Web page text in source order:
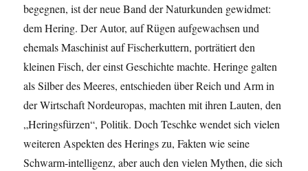
begegnen, ist der neue Band der Naturkunden gewidmet:
dem Hering. Der Autor, auf Rügen aufgewachsen und
ehemals Maschinist auf Fischerkuttern, porträtiert den
kleinen Fisch, der einst Geschichte machte. Heringe galten
als Silber des Meeres, entschieden über Reich und Arm in
der Wirtschaft Nordeuropas, machten mit ihren Lauten, den
„Heringsfürzen“, Politik. Doch Teschke wendet sich vielen
weiteren Aspekten des Herings zu, Fakten wie seine
Schwarm-intelligenz, aber auch den vielen Mythen, die sich